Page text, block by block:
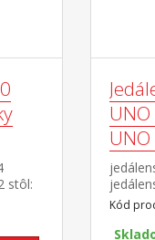
stôl:
doska
biela
Kód